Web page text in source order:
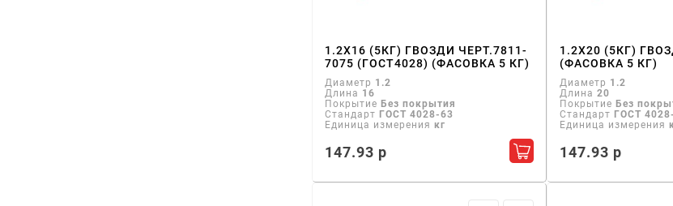
1.2Х16 (5КГ) ГВОЗДИ ЧЕРТ.7811-
7075 (ГОСТ4028) (ФАСОВКА 5 КГ)
Диаметр 1.2
Длина 16
Покрытие Без покрытия
Стандарт ГОСТ 4028-63
Единица измерения кг
147.93 р Добавить в корзину
1.2Х20 (5КГ)
(ФАСОВКА 5 КГ)
Диаметр 1.2
Длина 20
Покрытие Без
Стандарт ГОСТ
Единица измерения
147.93 р